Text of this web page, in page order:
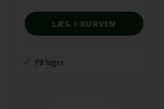
På lager